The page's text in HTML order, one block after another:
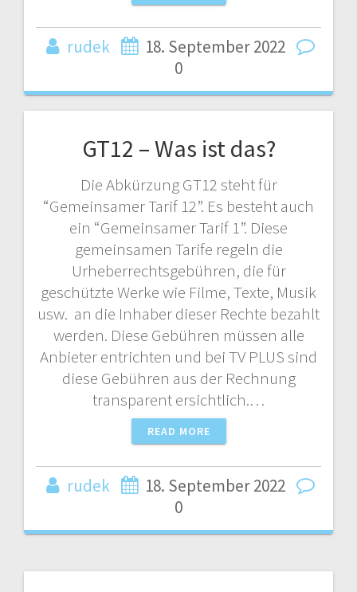
rudek
18. September 2022
0
GT12 – Was ist das?
Die Abkürzung GT12 steht für
“Gemeinsamer Tarif 12”. Es besteht auch
ein “Gemeinsamer Tarif 1”. Diese
gemeinsamen Tarife regeln die
Urheberrechtsgebühren, die für
geschützte Werke wie Filme, Texte, Musik
usw. an die Inhaber dieser Rechte bezahlt
werden. Diese Gebühren müssen alle
Anbieter entrichten und bei TV PLUS sind
diese Gebühren aus der Rechnung
transparent ersichtlich.…
READ MORE
rudek
18. September 2022
0